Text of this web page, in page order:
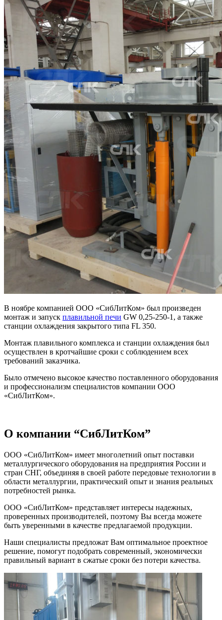
В ноябре компанией ООО «СибЛитКом» был произведен
монтаж и запуск плавильной печи GW 0,25-250-1, а также
станции охлаждения закрытого типа FL 350.
Монтаж плавильного комплекса и станции охлаждения был
осуществлен в кротчайшие сроки с соблюдением всех
требований заказчика.
Было отмечено высокое качество поставленного оборудования
и профессионализм специалистов компании ООО
«СибЛитКом».
О компании “СибЛитКом”
ООО «СибЛитКом» имеет многолетний опыт поставки
металлургического оборудования на предприятия России и
стран СНГ, объединяя в своей работе передовые технологии в
области металлургии, практический опыт и знания реальных
потребностей рынка.
ООО «СибЛитКом» представляет интересы надежных,
проверенных производителей, поэтому Вы всегда можете
быть уверенными в качестве предлагаемой продукции.
Наши специалисты предложат Вам оптимальное проектное
решение, помогут подобрать современный, экономически
правильный вариант в сжатые сроки без потери качества.